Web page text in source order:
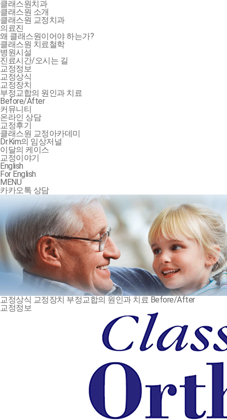
클래스원치과
클래스원 소개
클래스원 교정치과
의료진
왜 클래스원이어야 하는가?
클래스원 치료철학
병원시설
진료시간/오시는 길
교정정보
교정상식
교정장치
부정교합의 원인과 치료
Before/After
커뮤니티
온라인 상담
교정후기
클래스원 교정아카데미
Dr.Kim의 임상저널
이달의 케이스
교정이야기
English
For English
MENU
카카오톡 상담
교정상식 교정장치 부정교합의 원인과 치료 Before/After
교정정보